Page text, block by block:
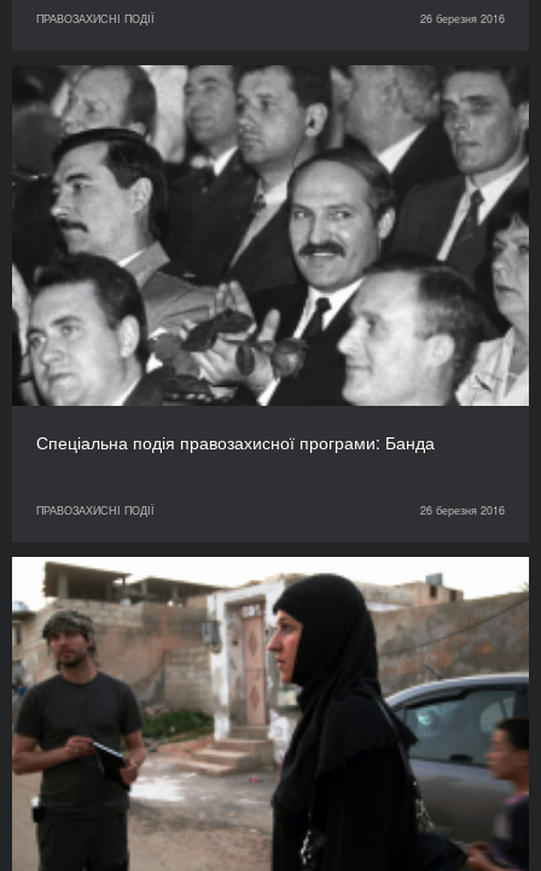
ПРАВОЗАХИСНІ ПОДІЇ 26 березня 2016
Спеціальна подія правозахисної програми: Банда
ПРАВОЗАХИСНІ ПОДІЇ 26 березня 2016